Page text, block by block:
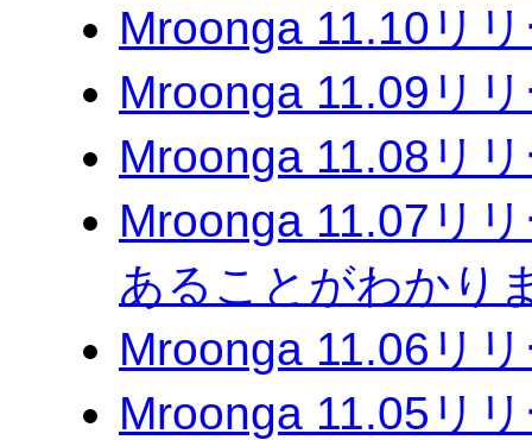
Mroonga 11.10リ
Mroonga 11.09リ
Mroonga 11.08リ
Mroonga 11.07リ
あることがわかり
Mroonga 11.06リ
Mroonga 11.05リ